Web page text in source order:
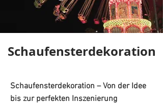
Schaufensterdekoration
Schaufensterdekoration – Von der Idee
bis zur perfekten Inszenierung